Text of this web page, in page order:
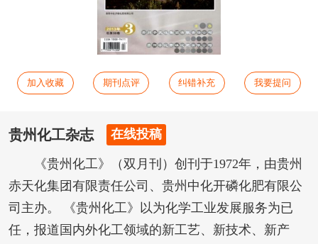
加入收藏 期刊点评 纠错补充 我要提问
贵州化工杂志 在线投稿
《贵州化工》（双月刊）创刊于1972年，由贵州
赤天化集团有限责任公司、贵州中化开磷化肥有限公
司主办。 《贵州化工》以为化学工业发展服务为已
任，报道国内外化工领域的新工艺、新技术、新产